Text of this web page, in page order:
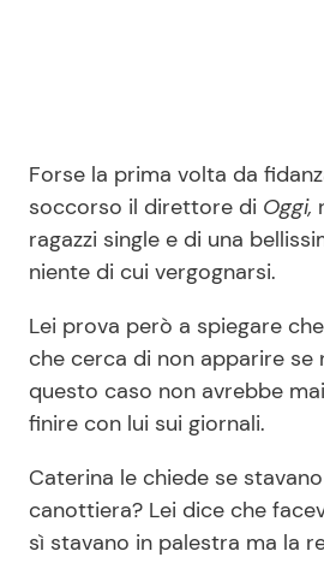
Forse la prima volta da
soccorso il direttore di Oggi,
ragazzi single e di una
niente di cui vergognarsi.
Lei prova però a spiegare
che cerca di non apparire se
questo caso non avrebbe
finire con lui sui giornali.
Caterina le chiede se
canottiera? Lei dice che
sì stavano in palestra ma la